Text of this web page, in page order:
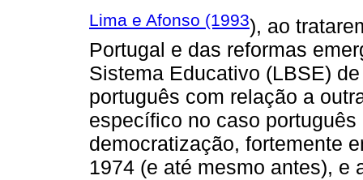
Lima e Afonso (1993), ao
Portugal e das reformas
Sistema Educativo (LBSE)
português com relação a
específico no caso
democratização, fortemente
1974 (e até mesmo antes), e